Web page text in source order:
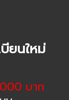
ยนใหม่
บาท